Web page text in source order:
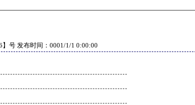
】号 发布时间： 0001/1/1 0:00:00